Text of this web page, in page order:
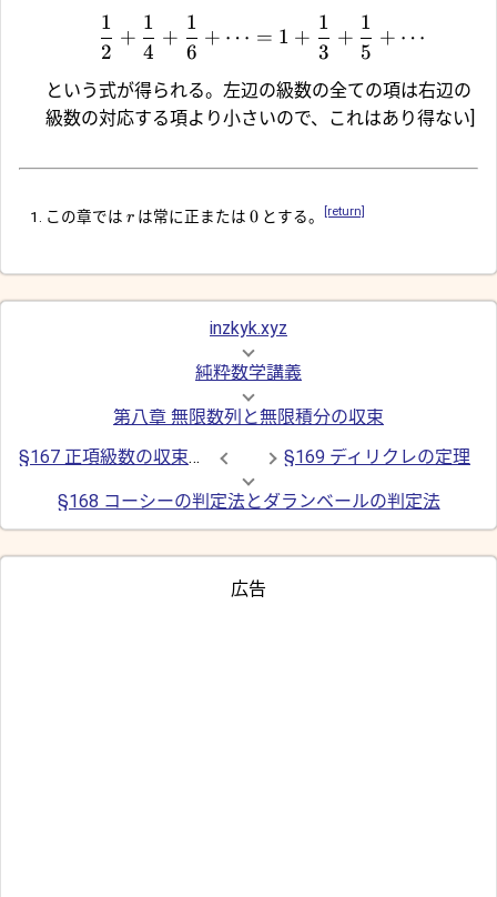
2
1
+
4
1
+
6
1
+ ⋯ = 1 +
3
1
+
5
1
+ ⋯
という式が得られる。左辺の級数の全ての項は右辺の
級数の対応する項より小さいので、これはあり得ない]
この章では r は常に正または0 とする。 [return]
inzkyk.xyz
純粋数学講義
第八章 無限数列と無限積分の収束
§167 正項級数の収束判定法
§169 ディリクレの定理
§168 コーシーの判定法とダランベールの判定法
広告